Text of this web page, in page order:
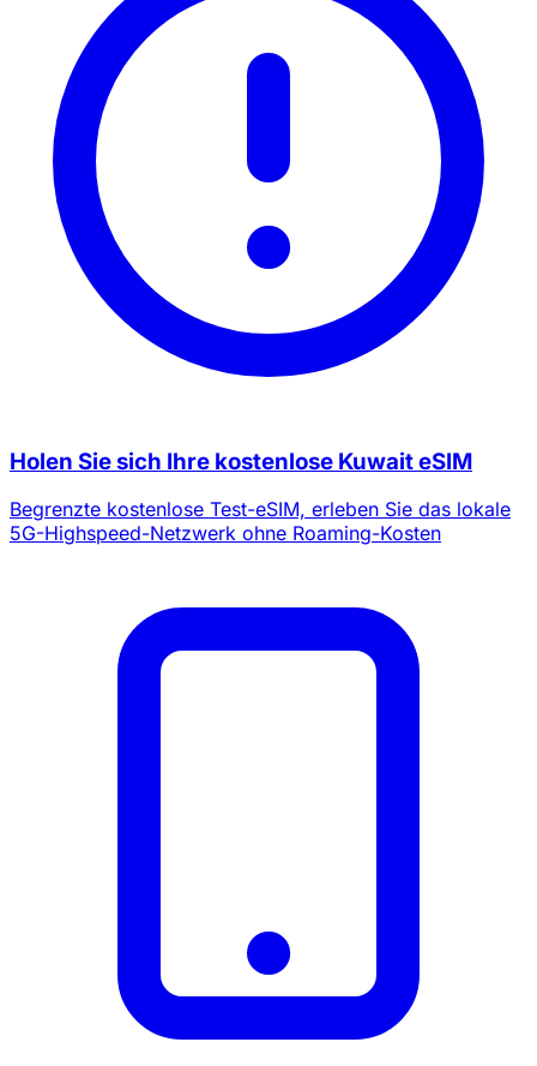
Holen Sie sich Ihre kostenlose Kuwait eSIM
Begrenzte kostenlose Test-eSIM, erleben Sie das lokale
5G-Highspeed-Netzwerk ohne Roaming-Kosten